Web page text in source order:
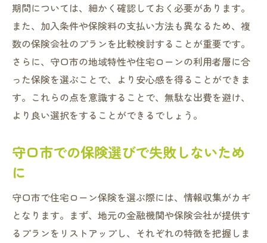
期間については、細かく確認しておく必要があります。
また、加入条件や保険料の支払い方法も異なるため、複
数の保険会社のプランを比較検討することが重要です。
さらに、守口市の地域特性や住宅ローンの利用者層に合
った保険を選ぶことで、より安心感を得ることができま
す。これらの点を意識することで、無駄な出費を避け、
より良い選択をすることができるでしょう。
守口市での保険選びで失敗しないため
に
守口市で住宅ローン保険を選ぶ際には、情報収集がカギ
となります。まず、地元の金融機関や保険会社が提供す
るプランをリストアップし、それぞれの特徴を把握しま